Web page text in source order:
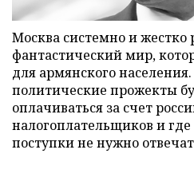
Москва системно и жестко
фантастический мир,
для армянского
политические прожекты
оплачиваться за счет
налогоплательщиков и где
поступки не нужно